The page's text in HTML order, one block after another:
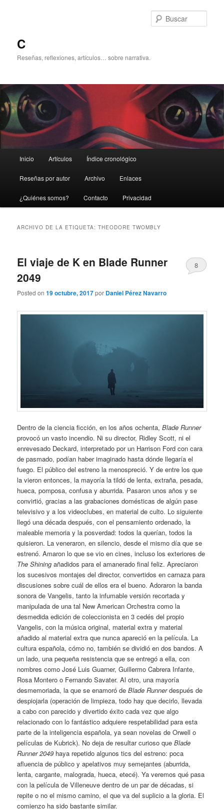
C
Reseñas, reflexiones, artículos… sobre narrativa.
principal
Inicio Artículos Índice cronológico
Reseñas por autor Archivo Enlaces
¿Quiénes somos? Contacto Privacidad
ARCHIVO DE LA ETIQUETA:THEODORE TWOMBLY
El viaje de K en Blade Runner
2049
Posted on19 octubre, 2017por Daniel Pérez Navarro
8
Dentro de la ciencia ficción, en los años ochenta,Blade Runner
provocó un vasto incendio. Ni su director, Ridley Scott, ni el
enrevesado Deckard, interpretado por un Harrison Ford con cara
de pasmado, podían haber imaginado hasta dónde llegaría el
fuego. El público del estreno la menospreció. Y de entre los que
la vieron entonces, la mayoría la tildó de lenta, extraña, pesada,
hueca, pomposa, confusa y aburrida. Pasaron unos años y se
convirtió, gracias a las grabaciones domésticas de algún pase
televisivo y a los videoclubes, en material de culto. Lo siguiente
llegó una década después, con el pensamiento ordenado, la
maleable memoria y la posverdad: todos la querían, todos la
quisieron. La veneraron, en silencio, desde el mismo día que se
estrenó. Amaron lo que se vio en cines, incluso los exteriores de
The Shining añadidos para el amanerado final feliz. Apreciaron
los sucesivos montajes del director, convertidos en carnaza para
discusiones sobre cuál de ellos era el bueno. Adoraron la banda
sonora de Vangelis, tanto la infumable versión recortada y
manipulada de una tal New American Orchestra como la
desmedida edición de coleccionista en 3 cedés del propio
Vangelis, con la música original, material extra y material
añadido al material extra que nunca apareció en la película. La
cultura española, cómo no, también se dividió en dos bandos. A
un lado, una pequeña resistencia que se entregó a ella, con
nombres como José Luis Guarner, Guillermo Cabrera Infante,
Rosa Montero o Fernando Savater. Al otro, una mayoría
desmemoriada, la que se enamoró deBlade Runnerdespués de
despiojarla (operación de limpieza, todo hay que decirlo, llevada
a cabo con parecido y divertido éxito cada vez que algo
relacionado con lo fantástico adquiere respetabilidad para esta
parte de la inteligencia española, ya sean novelas de Orwell o
películas de Kubrick). No deja de resultar curioso queBlade
Runner 2049 haya repetido algunos tics del estreno: poca
afluencia de público y apelativos muy semejantes (aburrida,
lenta, cargante, malograda, hueca, etecé). Ya veremos qué pasa
con la película de Villeneuve dentro de un par de décadas, si
repite o no el mismo camino, el que va del suplicio a la gloria. El
comienzo ha sido bastante similar.